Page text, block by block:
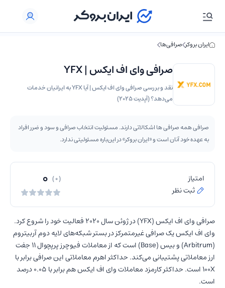
ایران بروکر صرافی‌ها
صرافی وای اف ایکس | YFX
نقد و بررسی صرافی وای اف ایکس | آیا YFX به ایرانیان خدمات
می‌دهد؟ (آپدیت 2025)
صرافی همه صرافی ها اشکالاتی دارند. مسئولیت انتخاب صرافی و سود و ضرر افراد
به عهده خود آنان است و «ایران بروکر» در این‌باره مسئولیتی ندارد.
امتیاز
ثبت نظر
( 0 )
0
صرافی وای اف ایکس (YFX) در ژوئن سال 2020 فعالیت خود را شروع کرد.
وای اف ایکس یک صرافی غیرمتمرکز در بستر شبکه‌های لایه دوم آربیتروم
(Arbitrum) و بیس (Base) است که از معاملات فیوچرز پرپچوال 11 جفت
ارز معاملاتی پشتیبانی می‌کند. حداکثر اهرم معاملاتی این صرافی برابر با
100X است. حداکثر کارمزد معاملات وای اف ایکس هم برابر با 0.05 درصد
است.